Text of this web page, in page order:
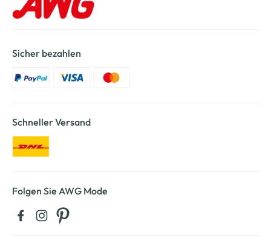
Sicher bezahlen
Schneller Versand
Folgen Sie AWG Mode